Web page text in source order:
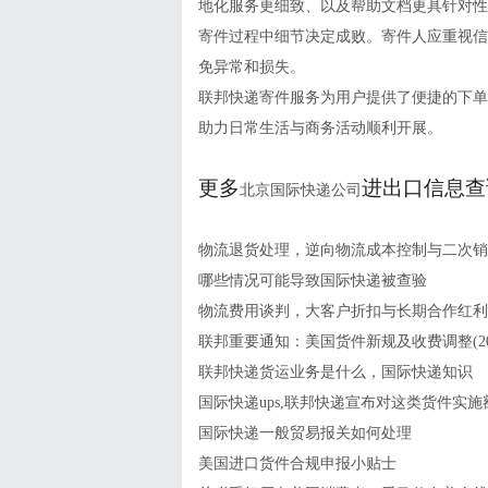
地化服务更细致、以及帮助文档更具针对
寄件过程中细节决定成败。寄件人应重视
免异常和损失。
联邦快递寄件服务为用户提供了便捷的下
助力日常生活与商务活动顺利开展。
更多北京国际快递公司进出口信息
物流退货处理，逆向物流成本控制与二次
哪些情况可能导致国际快递被查验
物流费用谈判，大客户折扣与长期合作红
联邦重要通知：美国货件新规及收费调整
联邦快递货运业务是什么，国际快递知识
国际快递ups,联邦快递宣布对这类货件实施
国际快递一般贸易报关如何处理
美国进口货件合规申报小贴士